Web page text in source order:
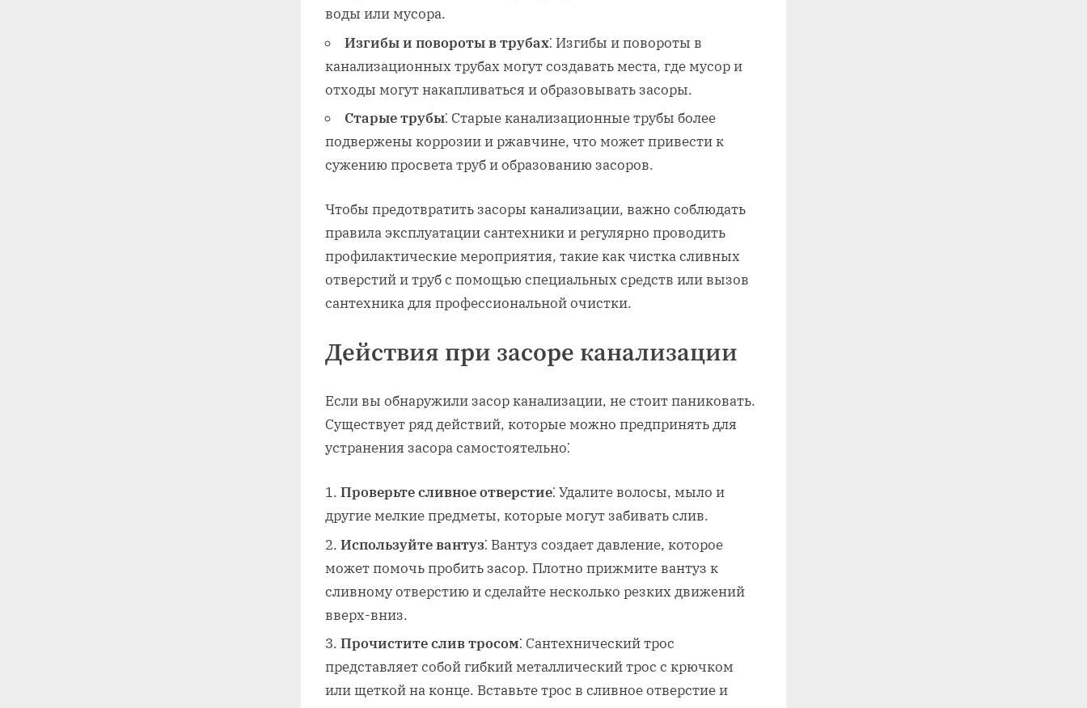
воды или мусора.
Изгибы и повороты в трубах⁚ Изгибы и повороты в
канализационных трубах могут создавать места‚ где мусор и
отходы могут накапливаться и образовывать засоры.
Старые трубы⁚ Старые канализационные трубы более
подвержены коррозии и ржавчине‚ что может привести к
сужению просвета труб и образованию засоров.
Чтобы предотвратить засоры канализации‚ важно соблюдать
правила эксплуатации сантехники и регулярно проводить
профилактические мероприятия‚ такие как чистка сливных
отверстий и труб с помощью специальных средств или вызов
сантехника для профессиональной очистки.
Действия при засоре канализации
Если вы обнаружили засор канализации‚ не стоит паниковать.
Существует ряд действий‚ которые можно предпринять для
устранения засора самостоятельно⁚
Проверьте сливное отверстие⁚ Удалите волосы‚ мыло и
другие мелкие предметы‚ которые могут забивать слив.
Используйте вантуз⁚ Вантуз создает давление‚ которое
может помочь пробить засор. Плотно прижмите вантуз к
сливному отверстию и сделайте несколько резких движений
вверх-вниз.
Прочистите слив тросом⁚ Сантехнический трос
представляет собой гибкий металлический трос с крючком
или щеткой на конце. Вставьте трос в сливное отверстие и